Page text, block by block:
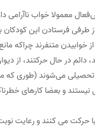
معمولا خواب ناآرامی
طرفی فرستادن این
متنفرند چراکه
دائم در حال حرکتند، از
می‌شوند (طوری که
و بعضا کارهای
حرکت می کنند و رعایت